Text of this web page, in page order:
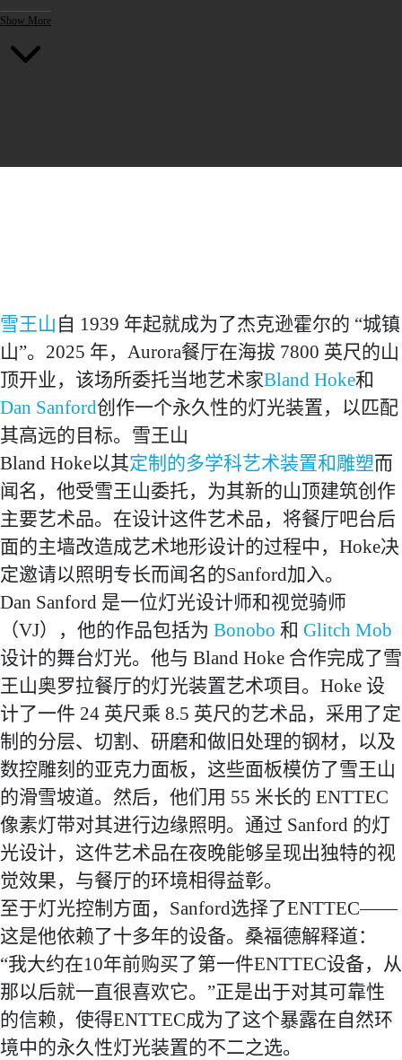
年份
摄影指导：Ryan Brim
Show More
雪王山 自 1939 年起就成为了杰克逊霍尔的 “城镇
山”。2025 年，Aurora餐厅在海拔 7800 英尺的山
顶开业，该场所委托当地艺术家Bland Hoke和
Dan Sanford创作一个永久性的灯光装置，以匹配
其高远的目标。雪王山
Bland Hoke以其定制的多学科艺术装置和雕塑而
闻名，他受雪王山委托，为其新的山顶建筑创作
主要艺术品。在设计这件艺术品，将餐厅吧台后
面的主墙改造成艺术地形设计的过程中，Hoke决
定邀请以照明专长而闻名的Sanford加入。
Dan Sanford 是一位灯光设计师和视觉骑师
（VJ），他的作品包括为 Bonobo 和 Glitch Mob
设计的舞台灯光。他与 Bland Hoke 合作完成了雪
王山奥罗拉餐厅的灯光装置艺术项目。Hoke 设
计了一件 24 英尺乘 8.5 英尺的艺术品，采用了定
制的分层、切割、研磨和做旧处理的钢材，以及
数控雕刻的亚克力面板，这些面板模仿了雪王山
的滑雪坡道。然后，他们用 55 米长的 ENTTEC
像素灯带对其进行边缘照明。通过 Sanford 的灯
光设计，这件艺术品在夜晚能够呈现出独特的视
觉效果，与餐厅的环境相得益彰。
至于灯光控制方面，Sanford选择了ENTTEC——
这是他依赖了十多年的设备。桑福德解释道：
“我大约在10年前购买了第一件ENTTEC设备，从
那以后就一直很喜欢它。”正是出于对其可靠性
的信赖，使得ENTTEC成为了这个暴露在自然环
境中的永久性灯光装置的不二之选。